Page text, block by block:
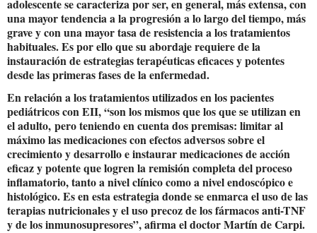
adolescente se caracteriza por ser, en general, más extensa, con
una mayor tendencia a la progresión a lo largo del tiempo, más
grave y con una mayor tasa de resistencia a los tratamientos
habituales. Es por ello que su abordaje requiere de la
instauración de estrategias terapéuticas eficaces y potentes
desde las primeras fases de la enfermedad.
En relación a los tratamientos utilizados en los pacientes
pediátricos con EII, “son los mismos que los que se utilizan en
el adulto, pero teniendo en cuenta dos premisas: limitar al
máximo las medicaciones con efectos adversos sobre el
crecimiento y desarrollo e instaurar medicaciones de acción
eficaz y potente que logren la remisión completa del proceso
inflamatorio, tanto a nivel clínico como a nivel endoscópico e
histológico. Es en esta estrategia donde se enmarca el uso de las
terapias nutricionales y el uso precoz de los fármacos anti-TNF
y de los inmunosupresores”, afirma el doctor Martín de Carpi.